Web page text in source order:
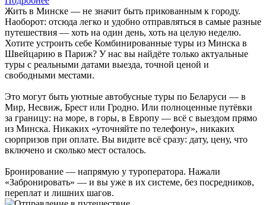
Жить в Минске — не значит быть прикованным к городу.
Наоборот: отсюда легко и удобно отправляться в самые разные
путешествия — хоть на один день, хоть на целую неделю.
Хотите устроить себе Комбинированные туры из Минска в
Швейцарию в Париж? У нас вы найдёте только актуальные
туры с реальными датами выезда, точной ценой и
свободными местами.
Это могут быть уютные автобусные туры по Беларуси — в
Мир, Несвиж, Брест или Гродно. Или полноценные путёвки
за границу: на море, в горы, в Европу — всё с выездом прямо
из Минска. Никаких «уточняйте по телефону», никаких
сюрпризов при оплате. Вы видите всё сразу: дату, цену, что
включено и сколько мест осталось.
Бронирование — напрямую у туроператора. Нажали
«Забронировать» — и вы уже в их системе, без посредников,
переплат и лишних шагов.